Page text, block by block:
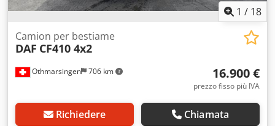
1 / 18
Othmarsingen 706 km
Camion per bestiame
DAF CF410 4x2
16.900 €
prezzo fisso più IVA
Richiedere Chiamata